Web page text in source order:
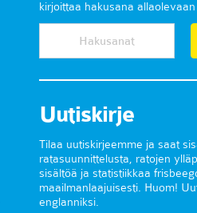
kirjoittaa hakusana
Uutiskirje
Tilaa uutiskirjeemme ja saat
ratasuunnittelusta, ratojen
sisältöä ja statistiikkaa
maailmanlaajuisesti. Huom!
englanniksi.